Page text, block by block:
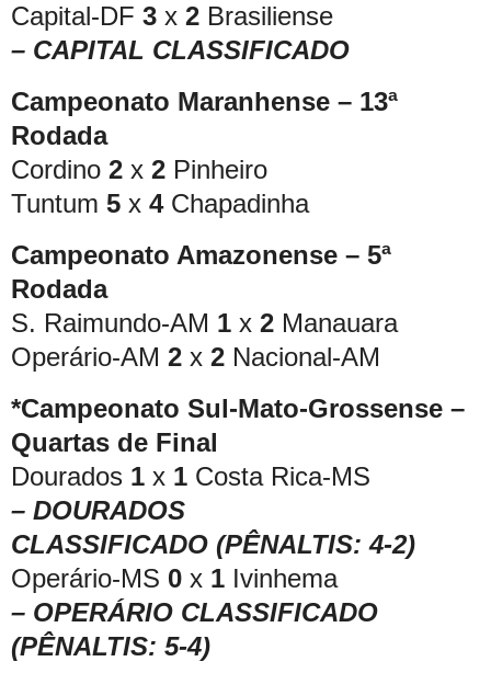
Capital-DF 3 x 2 Brasiliense
– CAPITAL CLASSIFICADO
Campeonato Maranhense – 13ª
Rodada
Cordino 2 x 2 Pinheiro
Tuntum 5 x 4Chapadinha
Campeonato Amazonense – 5ª
Rodada
S. Raimundo-AM 1 x 2 Manauara
Operário-AM 2 x 2 Nacional-AM
*Campeonato Sul-Mato-Grossense –
Quartas de Final
Dourados 1 x 1 Costa Rica-MS
– DOURADOS
CLASSIFICADO (PÊNALTIS: 4-2)
Operário-MS 0 x 1 Ivinhema
– OPERÁRIO CLASSIFICADO
(PÊNALTIS: 5-4)